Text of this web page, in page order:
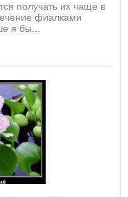
получать их чаще в
фиалками
я бы...